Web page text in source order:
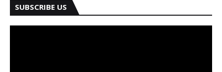
SUBSCRIBE US